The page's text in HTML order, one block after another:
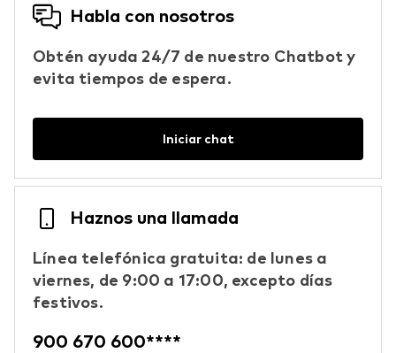
Habla con nosotros
Obtén ayuda 24/7 de nuestro Chatbot y
evita tiempos de espera.
Iniciar chat
Haznos una llamada
Línea telefónica gratuita: de lunes a
viernes, de 9:00 a 17:00, excepto días
festivos.
900 670 600****